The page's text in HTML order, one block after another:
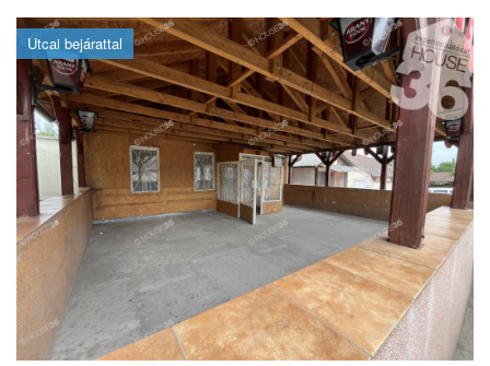
Utcai bejárattal